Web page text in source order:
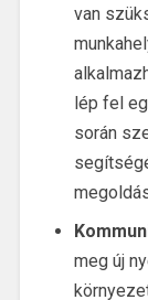
van
lép fel
során
meg új